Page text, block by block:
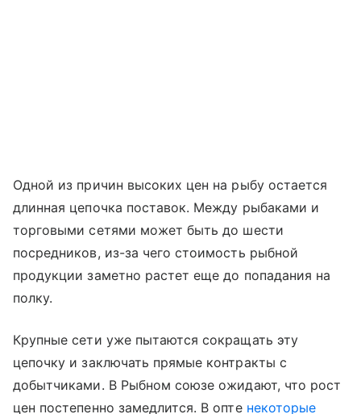
Одной из причин высоких цен на рыбу остается
длинная цепочка поставок. Между рыбаками и
торговыми сетями может быть до шести
посредников, из-за чего стоимость рыбной
продукции заметно растет еще до попадания на
полку.
Крупные сети уже пытаются сокращать эту
цепочку и заключать прямые контракты с
добытчиками. В Рыбном союзе ожидают, что рост
цен постепенно замедлится. В опте некоторые